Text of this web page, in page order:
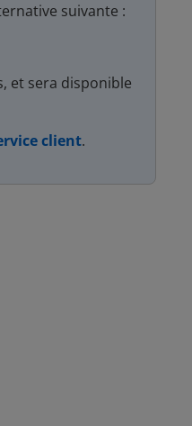
suivante :
et sera disponible
client.